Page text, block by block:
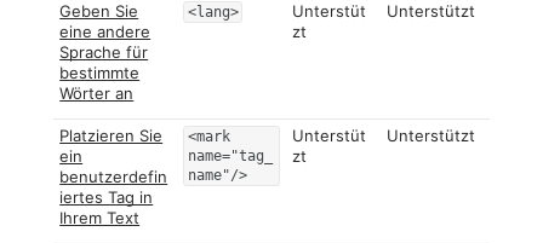
Geben Sie
eine andere
Sprache für
bestimmte
Wörter an
<lang>
Unterstüt
zt
Unterstützt
Platzieren Sie
ein
benutzerdefin
iertes Tag in
Ihrem Text
<mark
name="tag_
name"/>
Unterstüt
zt
Unterstützt